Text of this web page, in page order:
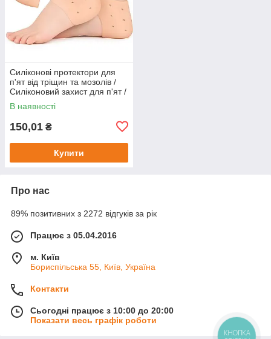
Силіконові протектори для
п'ят від тріщин та мозолів /
Силіконовий захист для п'ят /
Протектор для п'ят з
перфорацією
В наявності
150,01 ₴
Купити
Про нас
89% позитивних з 2272 відгуків за рік
Працює з 05.04.2016
м. Київ
Бориспільська 55, Київ, Україна
Контакти
Сьогодні працює з 10:00 до 20:00
Показати весь графік роботи
КНОПКА